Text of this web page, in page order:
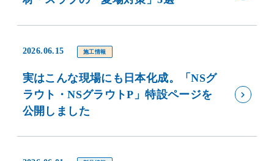
2026.06.15 施工情報
実はこんな現場にも日本化成。「NSグ
ラウト・NSグラウトP」特設ページを
公開しました